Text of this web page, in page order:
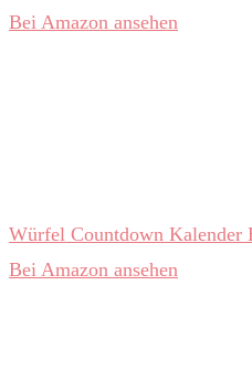
Bei Amazon ansehen
Würfel Countdown Kalender
Bei Amazon ansehen